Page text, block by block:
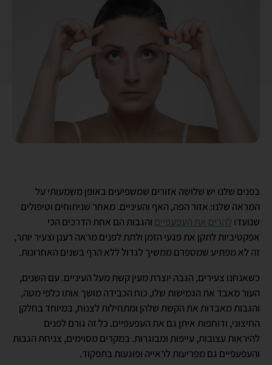
בפנים שלנו יש שלושה אזורים שמשפיעים באופן משמעותי על
המראה שלנו: אזור הפה, האף והעיניים. מאחר שניתוחים וטיפולים
שנועדו להרים את העפעפיים והגבות הם אחת הדרכים הכי
אפקטיביות לתקן את פגעי הזמן ולתת לפנים מראה רענן וצעיר יותר,
זה לא מפתיע שמספרם ממשיך לגדול ללא הרף בשנים האחרונות.
כשאנחנו צעירים, הגבה יוצרת מעין קשת מעל העיניים. עם השנים,
העור מאבד את הגמישות שלו, כוח הכבידה מושך אותו כלפי מטה,
והגבות מאבדות את הקשת שלהן ומתחילות לצנוח, במיוחד בחלקן
החיצוני, ודוחפות איתן גם את העפעפיים. כל זה גורם לפנים
להיראות עצובות, עייפות ומבוגרות. במקרים מסוימים, צניחת הגבות
והעפעפיים גם מפריעות לראייה ופוגעות בתפקוד.